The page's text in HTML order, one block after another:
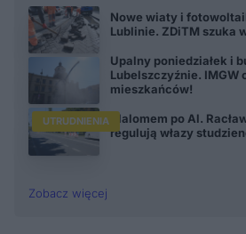
Nowe wiaty i
Lublinie. ZDiTM szuka
Upalny poniedziałek i
Lubelszczyźnie. IMGW
mieszkańców!
UTRUDNIENIA
Slalomem po Al.
regulują włazy
Zobacz więcej